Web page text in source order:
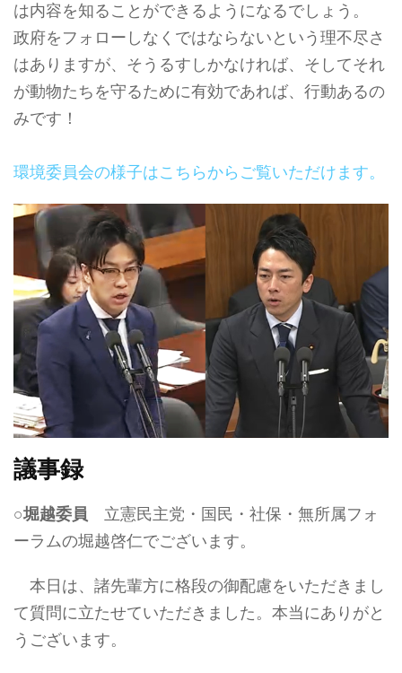
は内容を知ることができるようになるでしょう。
政府をフォローしなくではならないという理不尽さ
はありますが、そうるすしかなければ、そしてそれ
が動物たちを守るために有効であれば、行動あるの
みです！
環境委員会の様子はこちらからご覧いただけます。
議事録
○堀越委員 立憲民主党・国民・社保・無所属フォ
ーラムの堀越啓仁でございます。
本日は、諸先輩方に格段の御配慮をいただきまし
て質問に立たせていただきました。本当にありがと
うございます。